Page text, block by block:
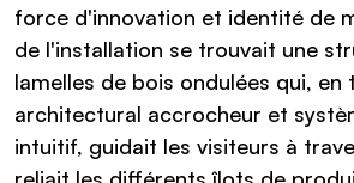
force d'innovation et identité de
de l'installation se trouvait une
lamelles de bois ondulées qui, en
architectural accrocheur et
intuitif, guidait les visiteurs à